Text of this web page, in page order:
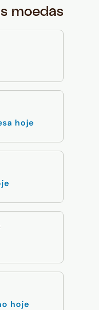
moedas
hoje
hoje